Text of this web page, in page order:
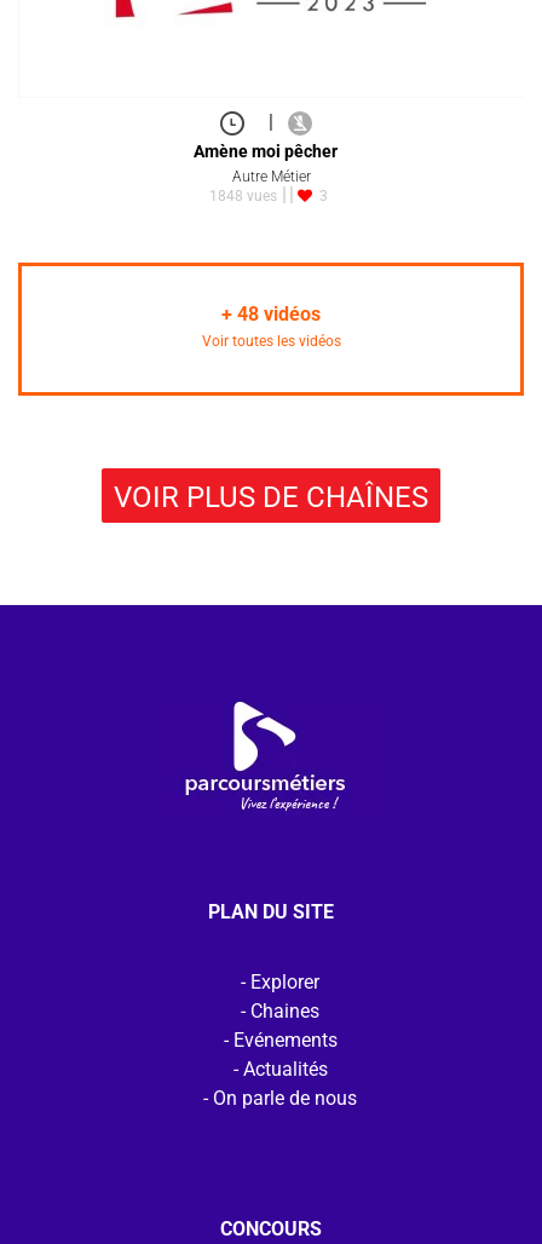
Amène moi pêcher
Autre Métier
1848 vues
3
+ 48 vidéos
Voir toutes les vidéos
VOIR PLUS DE CHAÎNES
PLAN DU SITE
Explorer
Chaines
Evénements
Actualités
On parle de nous
CONCOURS